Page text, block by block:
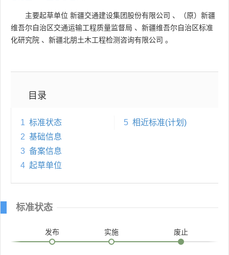
主要起草单位 新疆交通建设集团股份有限公司 、
（原）新疆
维吾尔自治区交通运输工程质量监督局 、 新疆维吾尔自治区标准
化研究院 、 新疆北朋土木工程检测咨询有限公司 。
目录
1 标准状态
2 基础信息
3 备案信息
4 起草单位
5 相近标准(计划)
标准状态
发布 实施 废止